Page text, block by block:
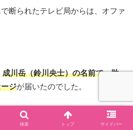
断られたテレビ局からは、オファ
成川岳（鈴川央士）の名前で、助
ジが届いたのでした。
査隊」5話ネタバレ感想
検索 トップ サイドバー